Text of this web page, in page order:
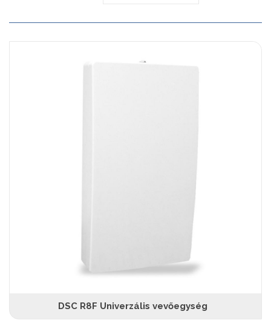
DSC R8F Univerzális vevőegység